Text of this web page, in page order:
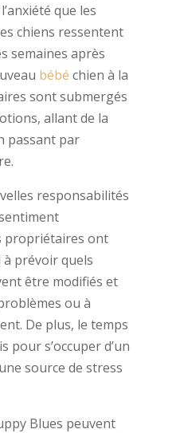
que les
chiens ressentent
semaines après
bébé chien à la
sont submergés
allant de la
passant par
responsabilités
propriétaires ont
prévoir quels
être modifiés et
ou à
De plus, le temps
pour s’occuper d’un
source de stress
Blues peuvent